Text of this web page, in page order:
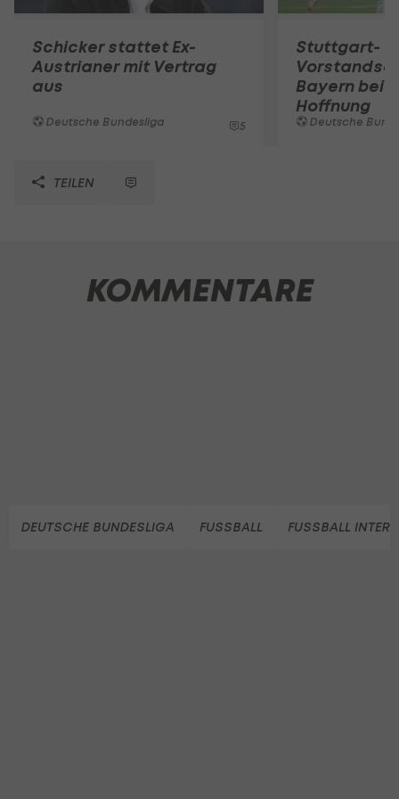
Schicker stattet Ex-
Austrianer mit Vertrag
aus
Deutsche Bundesliga 5
Stuttgart-
Bayern bei
Hoffnung
Deutsche
TEILEN
KOMMENTARE
DEUTSCHE BUNDESLIGA FUSSBALL FUSSBALL